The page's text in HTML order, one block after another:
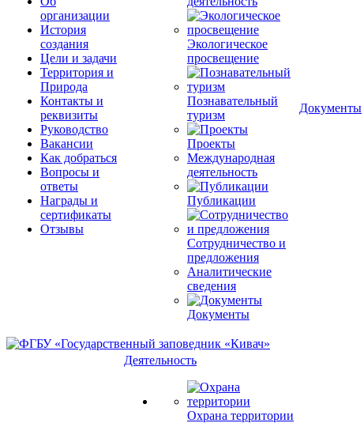
организации
История
создания
Цели и задачи
Территория и
Природа
Контакты и
реквизиты
Руководство
Вакансии
Как добраться
Вопросы и
ответы
Награды и
сертификаты
Отзывы
Экологическое
просвещение
Познавательный
туризм
Проекты
Международная
деятельность
Публикации
Сотрудничество и
предложения
Аналитические
сведения
Документы
Документы
Деятельность
Охрана территории